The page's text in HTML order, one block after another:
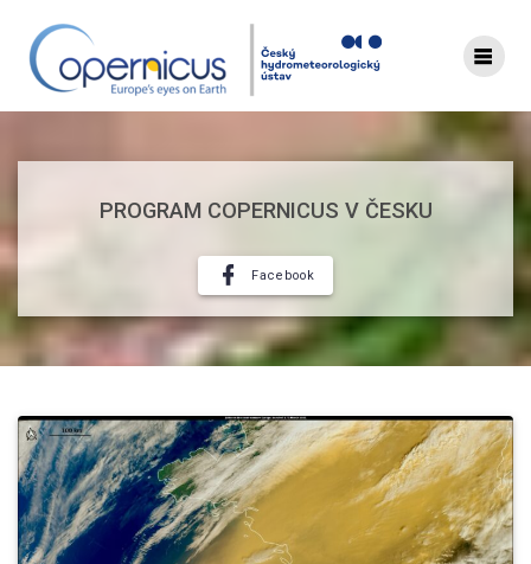
content
PROGRAM COPERNICUS V ČESKU
Facebook